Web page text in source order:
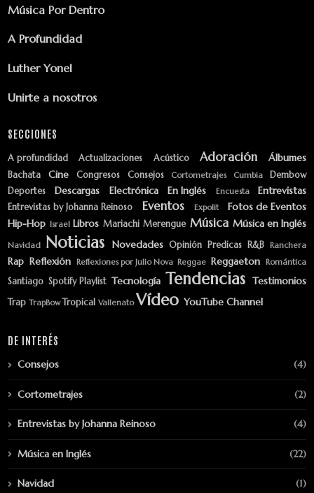
Música Por Dentro
A Profundidad
Luther Yonel
Unirte a nosotros
SECCIONES
A profundidad Actualizaciones Acústico Adoración Álbumes
Bachata Cine Congresos Consejos Cortometrajes Cumbia
Dembow
Deportes
Descargas Electrónica En Inglés Encuesta Entrevistas
Entrevistas by Johanna Reinoso Eventos Expolit
Fotos de Eventos
Hip-Hop Israel Libros Mariachi Merengue Música Música en Inglés
Navidad Noticias Novedades Opinión Predicas R&B Ranchera
Rap Reflexión Reflexiones por Julio Nova Reggae Reggaeton Romántica
Santiago Spotify Playlist Tecnología Tendencias Testimonios
Trap TrapBow Tropical Vallenato Vídeo YouTube Channel
DE INTERÉS
Consejos (4)
Cortometrajes (2)
Entrevistas by Johanna Reinoso (4)
Música en Inglés (22)
Navidad (1)